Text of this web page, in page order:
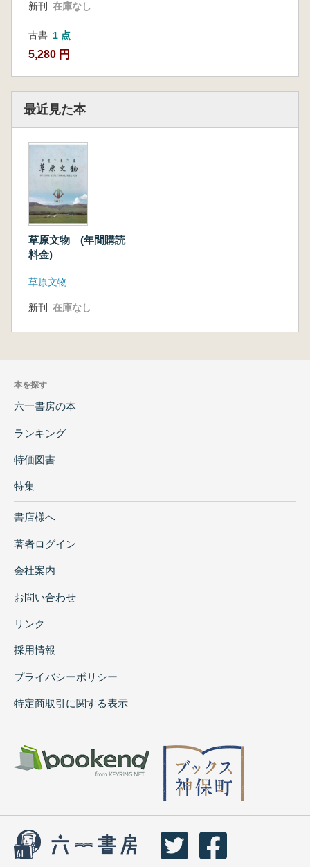
新刊 在庫なし
古書 1 点
5,280 円
最近見た本
草原文物 (年間購読
料金)
草原文物
新刊 在庫なし
本を探す
六一書房の本
ランキング
特価図書
特集
書店様へ
著者ログイン
会社案内
お問い合わせ
リンク
採用情報
プライバシーポリシー
特定商取引に関する表示